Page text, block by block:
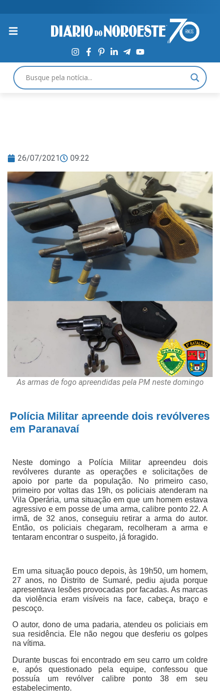
26/07/2021 09:22
As armas de fogo apreendidas pela PM neste domingo
Polícia Militar apreende dois revólveres
em Paranavaí
Neste domingo a Polícia Militar apreendeu dois
revólveres durante as operações e solicitações de
apoio por parte da população. No primeiro caso,
primeiro por voltas das 19h, os policiais atenderam na
Vila Operária, uma situação em que um homem estava
agressivo e em posse de uma arma, calibre ponto 22. A
irmã, de 32 anos, conseguiu retirar a arma do autor.
Então, os policiais chegaram, recolheram a arma e
tentaram encontrar o suspeito, já foragido.
Em uma situação pouco depois, às 19h50, um homem,
27 anos, no Distrito de Sumaré, pediu ajuda porque
apresentava lesões provocadas por facadas. As marcas
da violência eram visíveis na face, cabeça, braço e
pescoço.
O autor, dono de uma padaria, atendeu os policiais em
sua residência. Ele não negou que desferiu os golpes
na vítima.
Durante buscas foi encontrado em seu carro um coldre
e, após questionado pela equipe, confessou que
possuía um revólver calibre ponto 38 em seu
estabelecimento.